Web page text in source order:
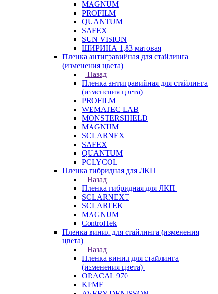
MAGNUM
PROFILM
QUANTUM
SAFEX
SUN VISION
ШИРИНА 1,83 матовая
Пленка антигравийная для стайлинга
(изменения цвета)
Назад
Пленка антигравийная для стайлинга
(изменения цвета)
PROFILM
WEMATEC LAB
MONSTERSHIELD
MAGNUM
SOLARNEX
SAFEX
QUANTUM
POLYCOL
Пленка гибридная для ЛКП
Назад
Пленка гибридная для ЛКП
SOLARNEXT
SOLARTEK
MAGNUM
ControlTek
Пленка винил для стайлинга (изменения
цвета)
Назад
Пленка винил для стайлинга
(изменения цвета)
ORACAL 970
KPMF